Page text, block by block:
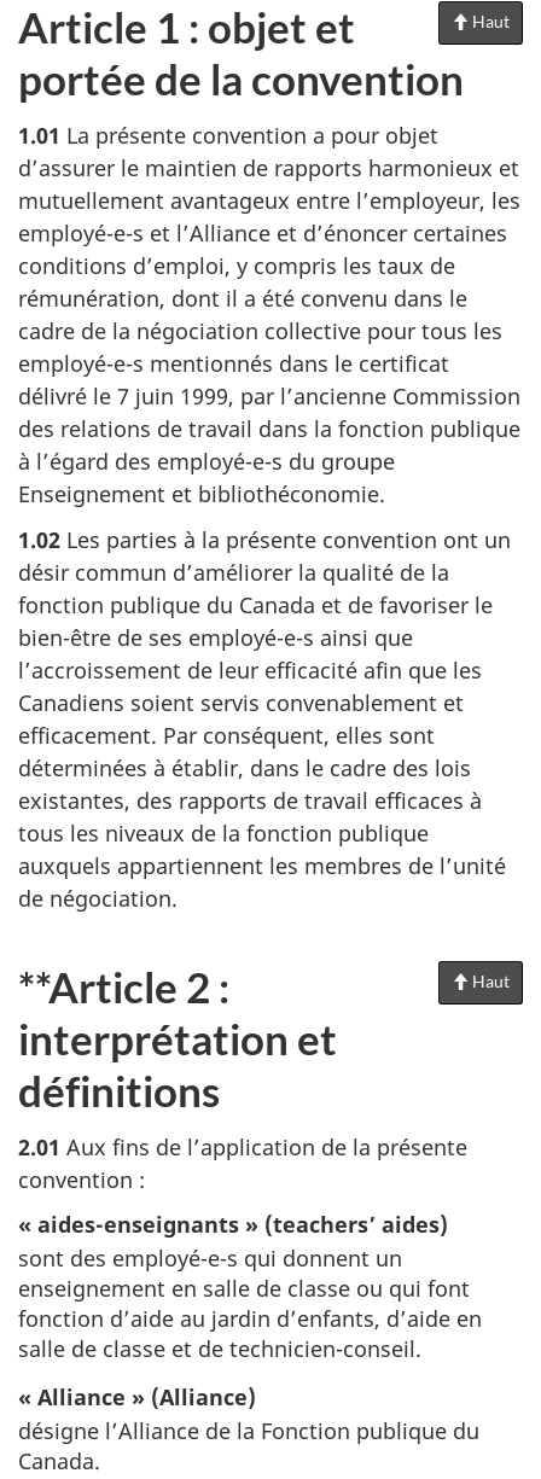
Haut
la
Article 1 : objet et
portée de la convention
1.01 La présente convention a pour objet
d’assurer le maintien de rapports harmonieux et
mutuellement avantageux entre l’employeur, les
employé-e-s et l’Alliance et d’énoncer certaines
conditions d’emploi, y compris les taux de
rémunération, dont il a été convenu dans le
cadre de la négociation collective pour tous les
employé-e-s mentionnés dans le certificat
délivré le 7 juin 1999, par l’ancienne Commission
des relations de travail dans la fonction publique
à l’égard des employé-e-s du groupe
Enseignement et bibliothéconomie.
1.02 Les parties à la présente convention ont un
désir commun d’améliorer la qualité de la
fonction publique du Canada et de favoriser le
bien-être de ses employé-e-s ainsi que
l’accroissement de leur efficacité afin que les
Canadiens soient servis convenablement et
efficacement. Par conséquent, elles sont
déterminées à établir, dans le cadre des lois
existantes, des rapports de travail efficaces à
tous les niveaux de la fonction publique
auxquels appartiennent les membres de l’unité
de négociation.
Haut
la
**Article 2 :
interprétation et
définitions
2.01 Aux fins de l’application de la présente
convention :
« aides-enseignants » (teachers’ aides)
sont des employé-e-s qui donnent un
enseignement en salle de classe ou qui font
fonction d’aide au jardin d’enfants, d’aide en
salle de classe et de technicien-conseil.
« Alliance » (Alliance)
désigne l’Alliance de la Fonction publique du
Canada.